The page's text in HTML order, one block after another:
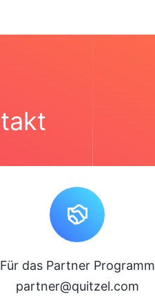
Für das Partner Programm
partner@quitzel.com